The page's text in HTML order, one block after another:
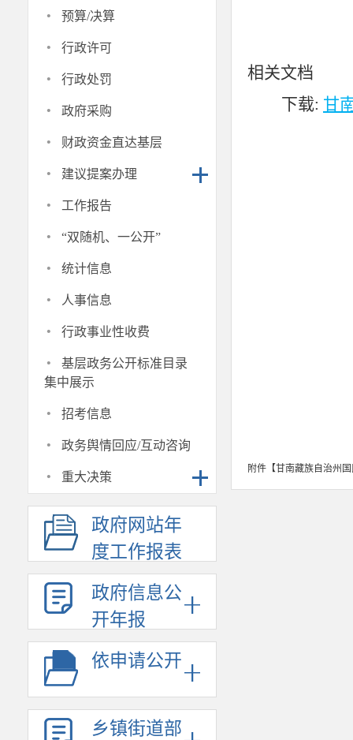
· 预算/决算
· 行政许可
· 行政处罚
· 政府采购
· 财政资金直达基层
· 建议提案办理
· 工作报告
· “双随机、一公开”
· 统计信息
· 人事信息
· 行政事业性收费
·
基层政务公开标准目录
集中展示
· 招考信息
· 政务舆情回应/互动咨询
· 重大决策
政府网站年
度工作报表
政府信息公
开年报
依申请公开
乡镇街道部
相关文档
下载: 甘
附件【甘南藏族自治州